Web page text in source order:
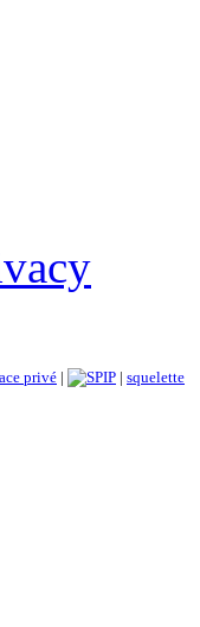
privé | | squelette